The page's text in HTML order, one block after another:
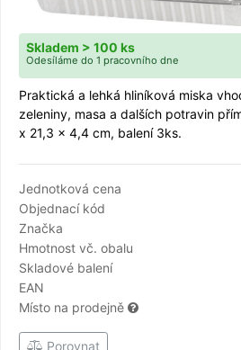
Skladem > 100 ks
Odesíláme do 1 pracovního dne
Praktická a lehká hliníková miska
zeleniny, masa a dalších potravin
x 21,3 x 4,4 cm, balení 3ks.
Jednotková cena
Objednací kód
Značka
Hmotnost vč. obalu
Skladové balení
EAN
Místo na prodejně
Porovnat